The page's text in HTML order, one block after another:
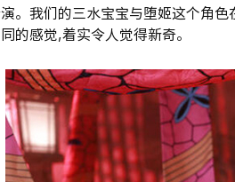
。我们的三水宝宝与堕姬这个角
的感觉,着实令人觉得新奇。